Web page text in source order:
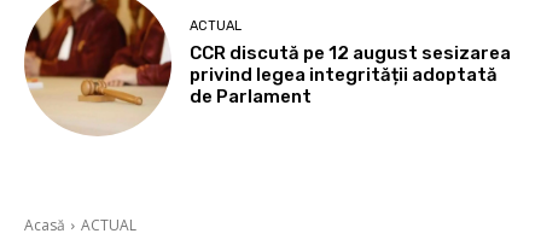
ACTUAL
CCR discută pe 12 august sesizarea
privind legea integrității adoptată
de Parlament